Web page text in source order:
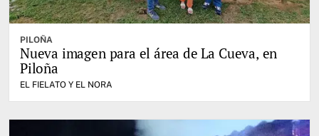
PILOÑA
Nueva imagen para el área de La Cueva, en
Piloña
EL FIELATO Y EL NORA